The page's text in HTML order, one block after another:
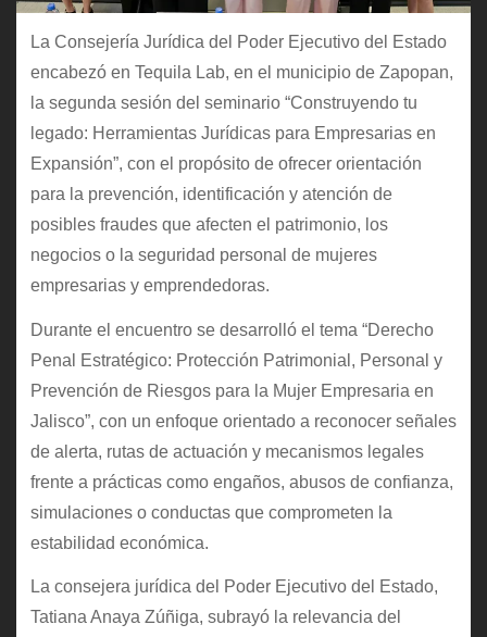
La Consejería Jurídica del Poder Ejecutivo del Estado
encabezó en Tequila Lab, en el municipio de Zapopan,
la segunda sesión del seminario “Construyendo tu
legado: Herramientas Jurídicas para Empresarias en
Expansión”, con el propósito de ofrecer orientación
para la prevención, identificación y atención de
posibles fraudes que afecten el patrimonio, los
negocios o la seguridad personal de mujeres
empresarias y emprendedoras.
Durante el encuentro se desarrolló el tema “Derecho
Penal Estratégico: Protección Patrimonial, Personal y
Prevención de Riesgos para la Mujer Empresaria en
Jalisco”, con un enfoque orientado a reconocer señales
de alerta, rutas de actuación y mecanismos legales
frente a prácticas como engaños, abusos de confianza,
simulaciones o conductas que comprometen la
estabilidad económica.
La consejera jurídica del Poder Ejecutivo del Estado,
Tatiana Anaya Zúñiga, subrayó la relevancia del